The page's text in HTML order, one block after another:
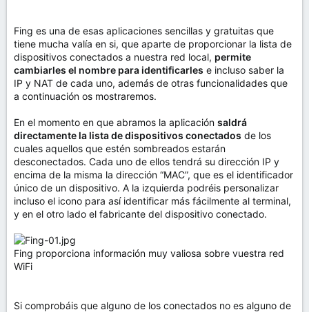
Fing es una de esas aplicaciones sencillas y gratuitas que
tiene mucha valía en si, que aparte de proporcionar la lista de
dispositivos conectados a nuestra red local, permite
cambiarles el nombre para identificarles e incluso saber la
IP y NAT de cada uno, además de otras funcionalidades que
a continuación os mostraremos.
En el momento en que abramos la aplicación saldrá
directamente la lista de dispositivos conectados de los
cuales aquellos que estén sombreados estarán
desconectados. Cada uno de ellos tendrá su dirección IP y
encima de la misma la dirección “MAC”, que es el identificador
único de un dispositivo. A la izquierda podréis personalizar
incluso el icono para así identificar más fácilmente al terminal,
y en el otro lado el fabricante del dispositivo conectado.
Fing proporciona información muy valiosa sobre vuestra red
WiFi
Si comprobáis que alguno de los conectados no es alguno de